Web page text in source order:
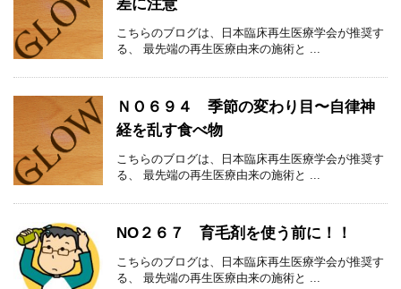
差に注意
こちらのブログは、日本臨床再生医療学会が推奨す
る、 最先端の再生医療由来の施術と ...
ＮＯ６９４ 季節の変わり目〜自律神
経を乱す食べ物
こちらのブログは、日本臨床再生医療学会が推奨す
る、 最先端の再生医療由来の施術と ...
NO２６７ 育毛剤を使う前に！！
こちらのブログは、日本臨床再生医療学会が推奨す
る、 最先端の再生医療由来の施術と ...